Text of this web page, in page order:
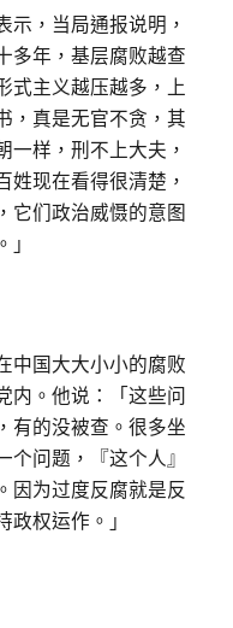
示，当局通报说明，
多年，基层腐败越查
式主义越压越多，上
，真是无官不贪，其
一样，刑不上大夫，
姓现在看得很清楚，
它们政治威慑的意图
中国大大小小的腐败
内。他说：「这些问
有的没被查。很多坐
问题，『这个人』
因为过度反腐就是反
权运作。」